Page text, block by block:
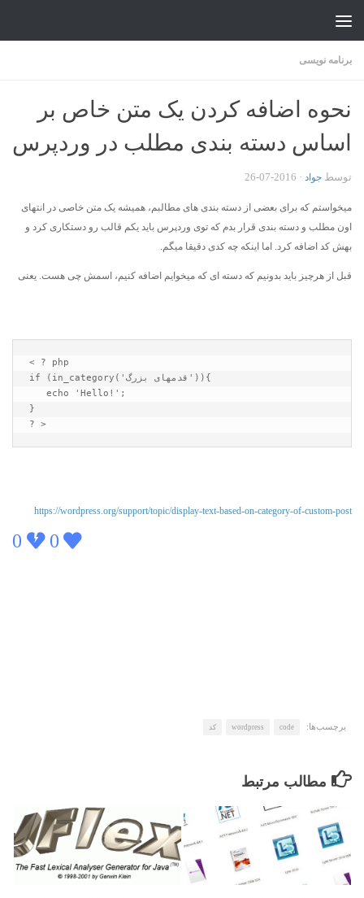
برنامه نویسی
نحوه اضافه کردن یک متن خاص بر
اساس دسته بندی مطلب در وردپرس
توسط جواد ·
2016-07-26
میخواستم که برای بعضی از دسته بندی های مطالبم، همیشه یک متن خاصی در انتهای
اون مطلب و دسته بندی قرار بدم که توی وردپرس باید یکم قالب رو دستکاری کرد و
بهش کد اضافه کرد. اما اینکه چه کدی دقیقا میگم.
قبل از هرچیز باید بدونیم که دسته ای که میخوایم اضافه کنیم، اسمش چی هست. یعنی
< ? php
if (in_category('قدمهای بزرگ')){
}
? >
https://wordpress.org/support/topic/display-text-based-on-category-of-custom-post
0
0
برچسب‌ها: code
wordpress کد
مطالب مرتبط